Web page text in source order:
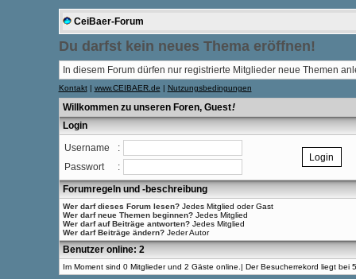
CeiBaer-Forum
Du darfst kein neues Thema eröffnen!
In diesem Forum dürfen nur registrierte Mitglieder neue Themen
Kontakt| www.CEIBAER.de | Nutzungsbedingungen
Willkommen zu unseren Foren, Guest!
Login
Username
:
Passwort
:
Forumregeln und -beschreibung
Wer darf dieses Forum lesen?Jedes Mitglied oder Gast
Wer darf neue Themen beginnen?Jedes Mitglied
Wer darf auf Beiträge antworten?Jedes Mitglied
Wer darf Beiträge ändern?Jeder Autor
Benutzer online: 2
Im Moment sind 0 Mitglieder und 2 Gäste online.| Der Besucherrekord liegt bei